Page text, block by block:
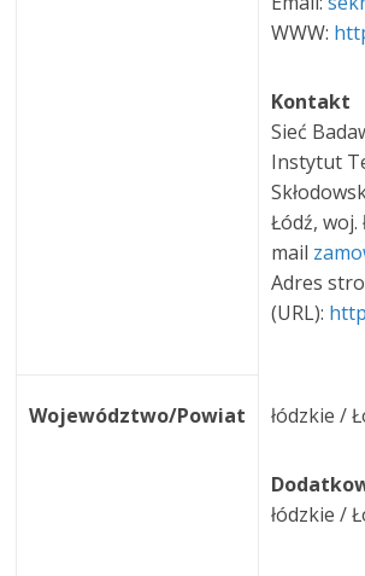
WWW:
Kontakt
Sieć
Instytut
Łódź, woj.
mail
Adres
(URL):
Województwo/Powiat łódzkie /
łódzkie /